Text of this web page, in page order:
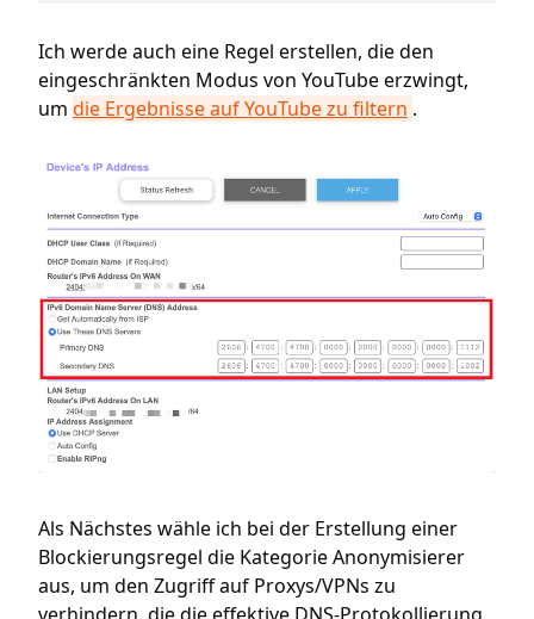
Ich werde auch eine Regel erstellen, die den
eingeschränkten Modus von YouTube erzwingt,
um die Ergebnisse auf YouTube zu filtern .
Als Nächstes wähle ich bei der Erstellung einer
Blockierungsregel die Kategorie Anonymisierer
aus, um den Zugriff auf Proxys/VPNs zu
verhindern, die die effektive DNS-Protokollierung